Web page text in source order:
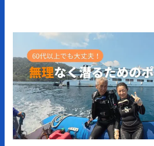
以
上
で
も
プ
ー
ケ